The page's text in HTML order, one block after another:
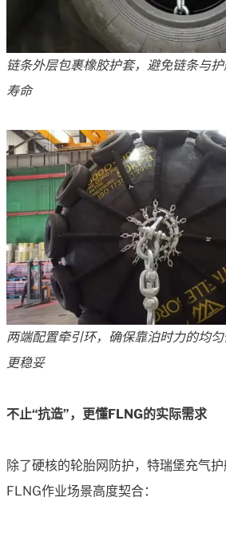
链条外层包裹橡胶护套，避免链条与
寿命
两端配置牵引环，确保靠泊时力的均
更稳妥
不止“抗造”，更懂FLNG的实际需求
除了硬核的轮胎网防护，特瑞堡充气
FLNG作业场景高度契合：